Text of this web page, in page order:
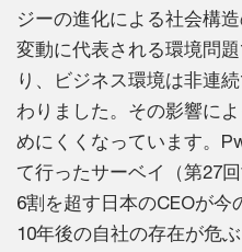
ジーの進化による社会構
変動に代表される環境問
り、ビジネス環境は非連
わりました。その影響に
めにくくなっています。
て行ったサーベイ（第27
6割を超す日本のCEOが
10年後の自社の存在が危